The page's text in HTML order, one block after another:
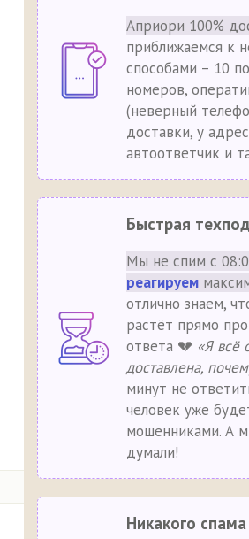
Априори 100%
приближаемся к
способами – 10
номеров,
(неверный
доставки, у
автоответчик и
Быстрая
Мы не спим с
реагируем
отлично знаем,
растёт прямо
ответа 💔 «Я всё
доставлена,
минут не
человек уже
мошенниками. А
думали!
Никакого